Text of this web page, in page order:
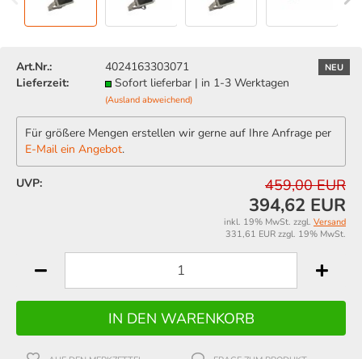
NEU
Art.Nr.:
4024163303071
Lieferzeit:
Sofort lieferbar | in 1-3 Werktagen
(Ausland abweichend)
Für größere Mengen erstellen wir gerne auf Ihre Anfrage per
E-Mail ein Angebot.
UVP: 459,00 EUR
394,62 EUR
inkl. 19% MwSt. zzgl. Versand
331,61 EUR zzgl. 19% MwSt.